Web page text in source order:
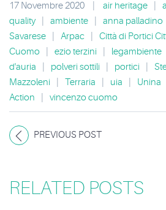
17 Novembre 2020 air heritage
quality
ambiente anna palladino
Savarese
Arpac Città di Portici
Cuomo
ezio terzini legambiente
d'auria
polveri sottili portici
Mazzoleni
Terraria uia Unina
Action
vincenzo cuomo
PREVIOUS POST
RELATED POSTS